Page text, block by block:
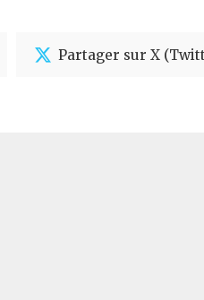
Partager sur X